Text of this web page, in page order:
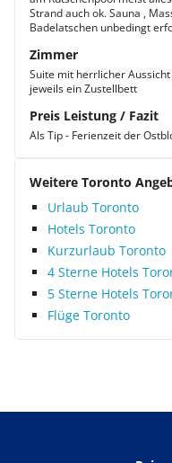
Strand auch ok. Sauna ,
Badelatschen unbedingt
Zimmer
Suite mit herrlicher
jeweils ein Zustellbett
Preis Leistung / Fazit
Als Tip - Ferienzeit der
Weitere Toronto
Urlaub Toronto
Hotels Toronto
Kurzurlaub Toronto
4 Sterne Hotels
5 Sterne Hotels
Flüge Toronto